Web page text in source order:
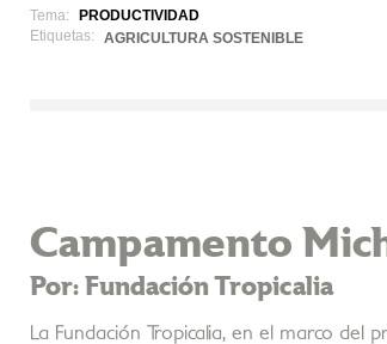
Tema:
PRODUCTIVIDAD
Etiquetas:
AGRICULTURA SOSTENIBLE
Campamento
Por: Fundación Tropicalia
La Fundación Tropicalia, en el marco del